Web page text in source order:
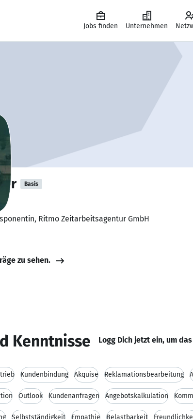
Jobs finden Unternehmen
Basis
Ritmo Zeitarbeitsagentur GmbH
zu sehen.
Kenntnisse Logg Dich jetzt ein, um
Kundenbindung Akquise Reklamationsbearbeitung
Outlook Kundenanfragen Angebotskalkulation
Selbstständigkeit Empathie Belastbarkeit